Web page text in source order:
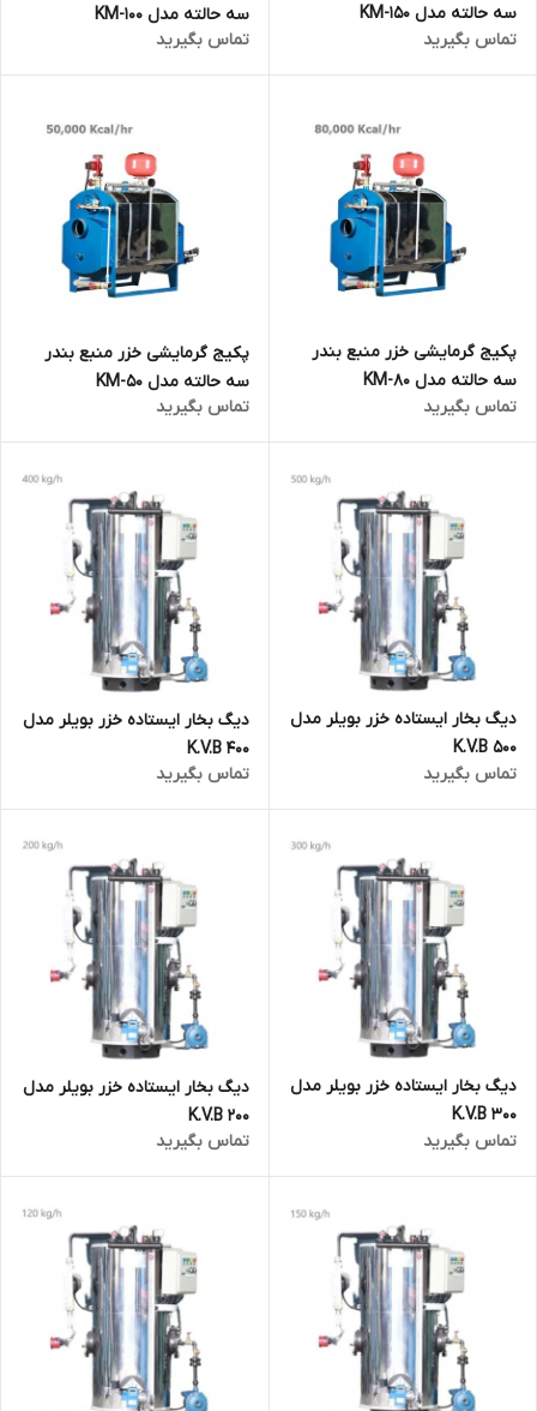
سه حالته مدل KM-150
تماس بگیرید
سه حالته مدل KM-100
تماس بگیرید
پکیج گرمایشی خزر منبع بندر
سه حالته مدل KM-80
تماس بگیرید
پکیج گرمایشی خزر منبع بندر
سه حالته مدل KM-50
تماس بگیرید
دیگ بخار ایستاده خزر بویلر مدل
K.V.B 500
تماس بگیرید
دیگ بخار ایستاده خزر بویلر مدل
K.V.B 400
تماس بگیرید
دیگ بخار ایستاده خزر بویلر مدل
K.V.B 300
تماس بگیرید
دیگ بخار ایستاده خزر بویلر مدل
K.V.B 200
تماس بگیرید